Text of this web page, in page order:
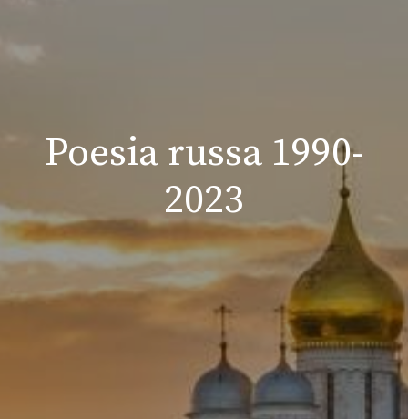
Poesia russa 1990-
2023